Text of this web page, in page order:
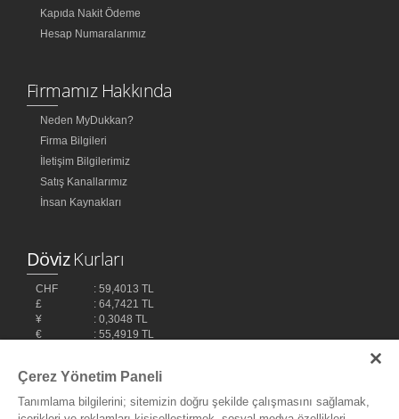
Kapıda Nakit Ödeme
Hesap Numaralarımız
Firmamız Hakkında
Neden MyDukkan?
Firma Bilgileri
İletişim Bilgilerimiz
Satış Kanallarımız
İnsan Kaynakları
DövizKurları
CHF
: 59,4013 TL
£
: 64,7421 TL
¥
: 0,3048 TL
€
: 55,4919 TL
Çerez Yönetim Paneli
Tanımlama bilgilerini; sitemizin doğru şekilde çalışmasını sağlamak,